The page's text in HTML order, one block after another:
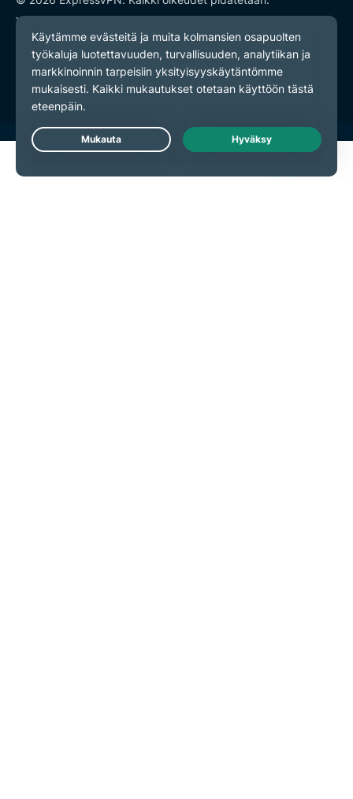
Yksityisyyskäytäntö
Palveluehdot
Evästeasetukset
Live Chat